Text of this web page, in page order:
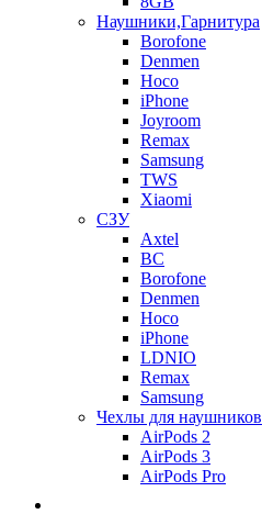
Наушники,Гарнитура
Borofone
Denmen
Hoco
iPhone
Joyroom
Remax
Samsung
TWS
Xiaomi
СЗУ
Axtel
BC
Borofone
Denmen
Hoco
iPhone
LDNIO
Remax
Samsung
Чехлы для наушников
AirPods 2
AirPods 3
AirPods Pro